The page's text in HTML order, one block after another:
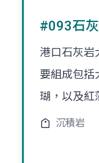
#093石
港口石灰岩
要組成包括
瑚，以及紅
沉積岩